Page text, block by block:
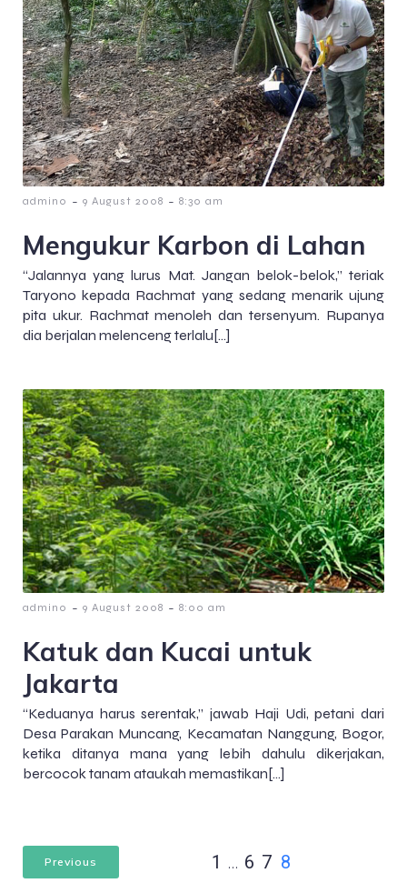
admin0 - 9 August 2008 - 8:30 am
Mengukur Karbon di Lahan
“Jalannya yang lurus Mat. Jangan belok-belok,” teriak
Taryono kepada Rachmat yang sedang menarik ujung
pita ukur. Rachmat menoleh dan tersenyum. Rupanya
dia berjalan melenceng terlalu[…]
admin0 - 9 August 2008 - 8:00 am
Katuk dan Kucai untuk
Jakarta
“Keduanya harus serentak,” jawab Haji Udi, petani dari
Desa Parakan Muncang, Kecamatan Nanggung, Bogor,
ketika ditanya mana yang lebih dahulu dikerjakan,
bercocok tanam ataukah memastikan[…]
Previous 1 … 6 7 8